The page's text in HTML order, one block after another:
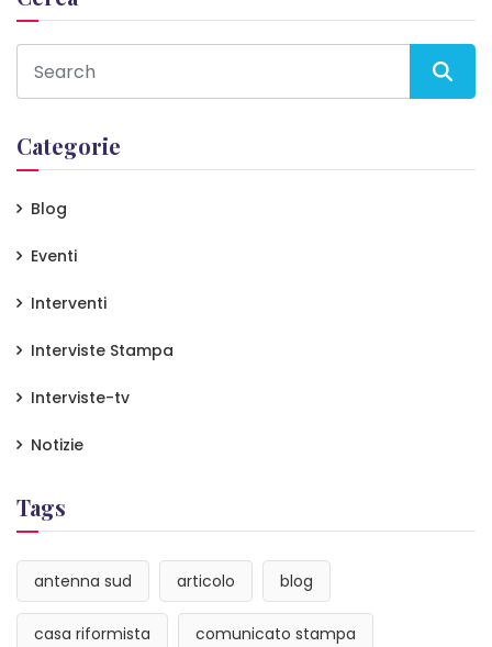
Categorie
Blog
Eventi
Interventi
Interviste Stampa
Interviste-tv
Notizie
Tags
antenna sud articolo blog
casa riformista comunicato stampa